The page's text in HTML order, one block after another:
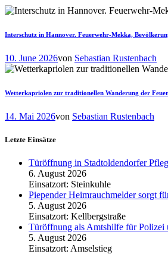
Interschutz in Hannover. Feuerwehr-Mekka,
10. June 2026von Sebastian Rustenbach
Wetterkapriolen zur traditionellen Wanderung der
14. Mai 2026von Sebastian Rustenbach
Letzte Einsätze
Türöffnung in Stadtoldendorfer
6. August 2026
Einsatzort: Steinkuhle
Piepender Heimrauchmelder sorgt
5. August 2026
Einsatzort: Kellbergstraße
Türöffnung als Amtshilfe für Polizei
5. August 2026
Einsatzort: Amselstieg